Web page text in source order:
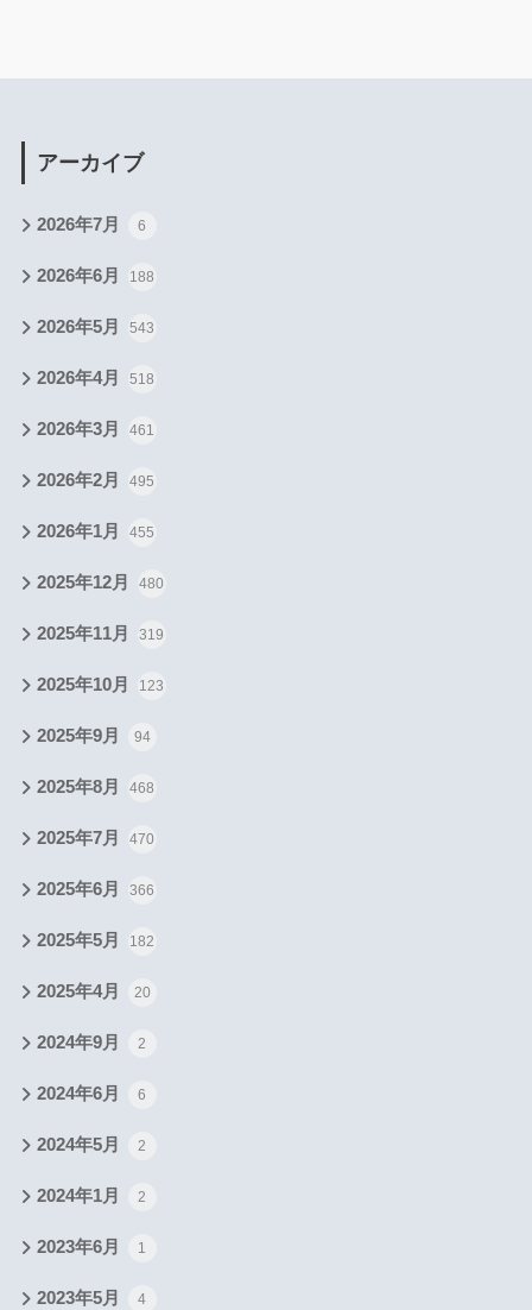
アーカイブ
2026年7月 6
2026年6月 188
2026年5月 543
2026年4月 518
2026年3月 461
2026年2月 495
2026年1月 455
2025年12月 480
2025年11月 319
2025年10月 123
2025年9月 94
2025年8月 468
2025年7月 470
2025年6月 366
2025年5月 182
2025年4月 20
2024年9月 2
2024年6月 6
2024年5月 2
2024年1月 2
2023年6月 1
2023年5月 4